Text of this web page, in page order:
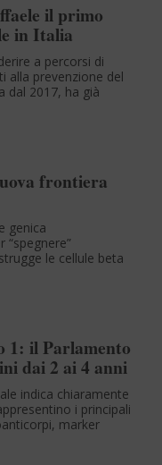
il primo
in Italia
a percorsi di
alla prevenzione del
dal 2017, ha già
frontiera
genica
le cellule beta
1: il Parlamento
dai 2 ai 4 anni
indica chiaramente
i principali
marker